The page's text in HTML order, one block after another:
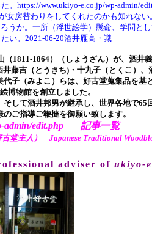
https://www.ukiyo-e.co.jp/wp-admin/
房替わりをしてくれたのかも知れない
うか。一所（浮世絵学）懸命、学問と
い。2021-06-20酒井雁高・識
（1811-1864）（しょうざん）が、酒井
井藤吉（とうきち)・十九子（とくこ）、
子（みよこ）らは、好古堂蒐集品を基
博物館を創立しました。
して酒井邦男が継承し、世界各地で65
ご指導ご鞭撻を御願い致します。
admin/edit.php 記事一覧
堂主人） Japanese Traditional
ofessional adviser of ukiyo-e